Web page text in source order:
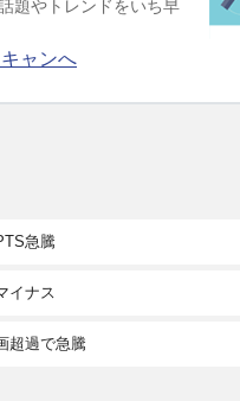
題やトレンドをいち早
ャンへ
急騰
イナス
超過で急騰